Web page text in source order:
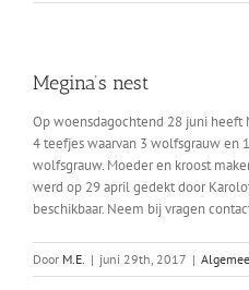
Megina’s nest
Op woensdagochtend 28 juni heeft
4 teefjes waarvan 3 wolfsgrauw en
wolfsgrauw. Moeder en kroost
werd op 29 april gedekt door
beschikbaar. Neem bij vragen
Door M.E. | juni 29th, 2017 |